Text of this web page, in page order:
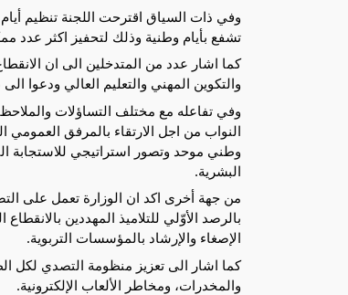
وفي ذات السياق اقترحت اللجنة تنظيم
تشفع بأيام وطنية وذلك لتحفيز اكثر عدد
كما اشار عدد من المتدخلين الى ان
والتكوين المهني والتعليم العالي ودعوا
وفي تفاعله مع مختلف التساؤلات
النواب من اجل الارتقاء بالمرفق
وطني موحد وتصور استراتيجي للاستجابة
البشرية.
من جهة أخرى اكد ان الوزارة تعمل على
بالرصد الأوّلي للتلاميذ المهددين
الإصغاء والإرشاد بالمؤسسات التربوية.
كما اشار الى تعزيز منظومة التصدي لكل
والمخدرات، ومخاطر الألعاب الإلكترونية.